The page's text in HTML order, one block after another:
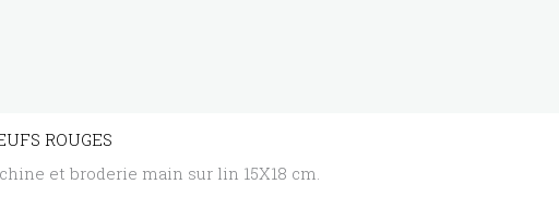
ROUGES
et broderie main sur lin 15X18 cm.